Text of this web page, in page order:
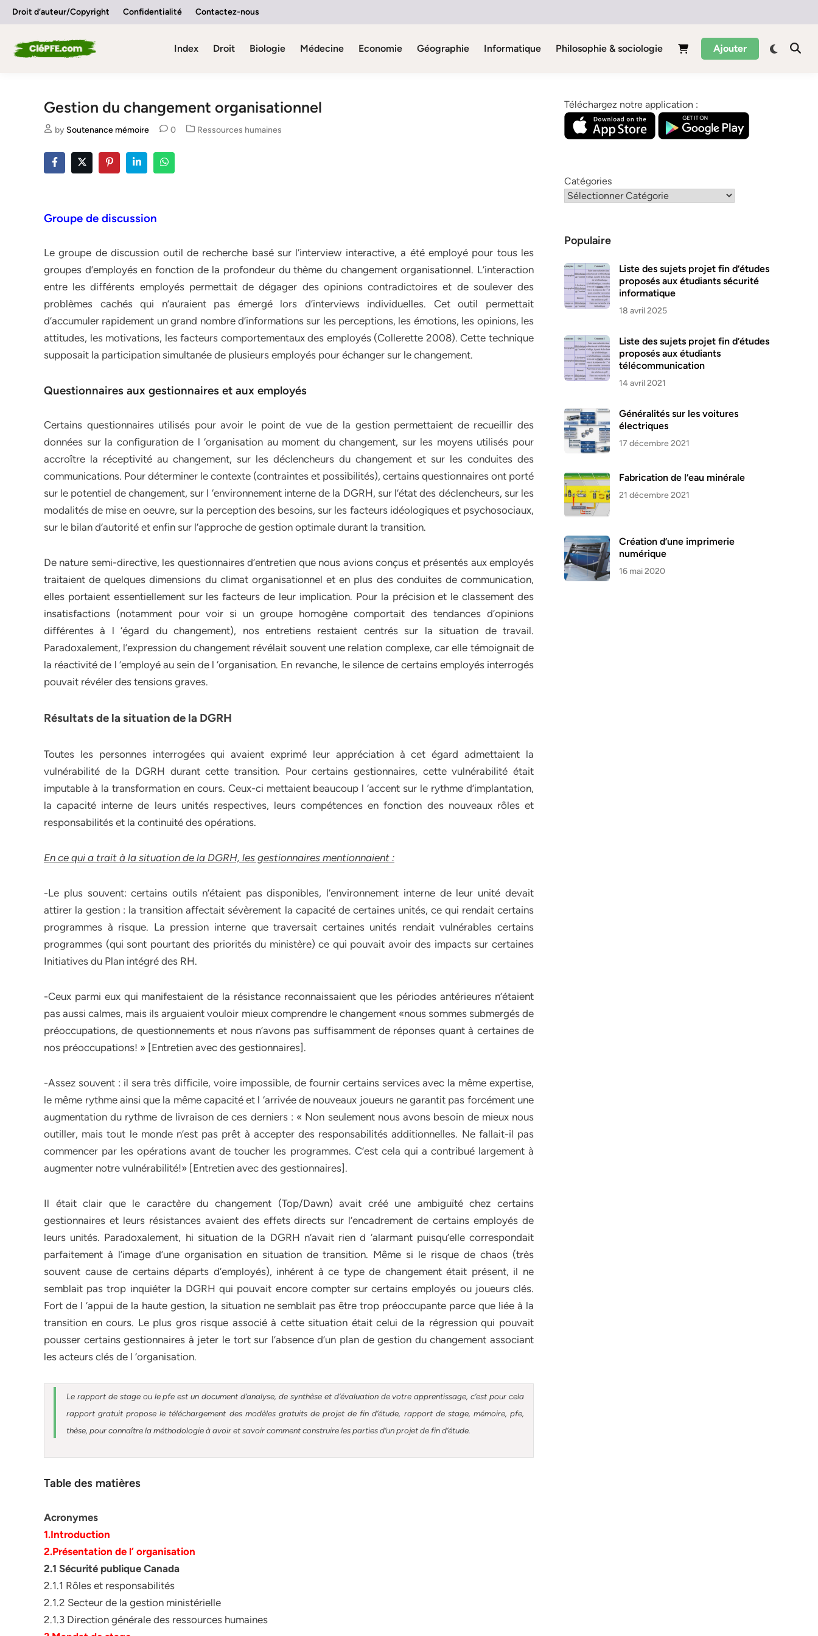
SkipDroit d’auteur/Copyright Confidentialité Contactez-nous
Index Droit Biologie Médecine Economie Géographie Informatique Philosophie & sociologie Ajouter
Gestion du changement organisationnel
by Soutenance mémoire 0
Posted
Ressources humaines
Groupe de discussion
Le groupe de discussion outil de recherche basé sur l’interview interactive, a été employé pour tous les
groupes d’employés en fonction de la profondeur du thème du changement organisationnel. L’interaction
entre les différents employés permettait de dégager des opinions contradictoires et de soulever des
problèmes cachés qui n’auraient pas émergé lors d’interviews individuelles. Cet outil permettait
d’accumuler rapidement un grand nombre d’informations sur les perceptions, les émotions, les opinions, les
attitudes, les motivations, les facteurs comportementaux des employés (Collerette 2008). Cette technique
supposait la participation simultanée de plusieurs employés pour échanger sur le changement.
Questionnaires aux gestionnaires et aux employés
Certains questionnaires utilisés pour avoir le point de vue de la gestion permettaient de recueillir des
données sur la configuration de l ‘organisation au moment du changement, sur les moyens utilisés pour
accroître la réceptivité au changement, sur les déclencheurs du changement et sur les conduites des
communications. Pour déterminer le contexte (contraintes et possibilités), certains questionnaires ont porté
sur le potentiel de changement, sur l ‘environnement interne de la DGRH, sur l’état des déclencheurs, sur les
modalités de mise en oeuvre, sur la perception des besoins, sur les facteurs idéologiques et psychosociaux,
sur le bilan d’autorité et enfin sur l’approche de gestion optimale durant la transition.
De nature semi-directive, les questionnaires d’entretien que nous avions conçus et présentés aux employés
traitaient de quelques dimensions du climat organisationnel et en plus des conduites de communication,
elles portaient essentiellement sur les facteurs de leur implication. Pour la précision et le classement des
insatisfactions (notamment pour voir si un groupe homogène comportait des tendances d’opinions
différentes à l ‘égard du changement), nos entretiens restaient centrés sur la situation de travail.
Paradoxalement, l’expression du changement révélait souvent une relation complexe, car elle témoignait de
la réactivité de l ’employé au sein de l ‘organisation. En revanche, le silence de certains employés interrogés
pouvait révéler des tensions graves.
Résultats de la situation de la DGRH
Toutes les personnes interrogées qui avaient exprimé leur appréciation à cet égard admettaient la
vulnérabilité de la DGRH durant cette transition. Pour certains gestionnaires, cette vulnérabilité était
imputable à la transformation en cours. Ceux-ci mettaient beaucoup l ‘accent sur le rythme d’implantation,
la capacité interne de leurs unités respectives, leurs compétences en fonction des nouveaux rôles et
responsabilités et la continuité des opérations.
En ce qui a trait à la situation de la DGRH, les gestionnaires mentionnaient :
-Le plus souvent: certains outils n’étaient pas disponibles, l’environnement interne de leur unité devait
attirer la gestion : la transition affectait sévèrement la capacité de certaines unités, ce qui rendait certains
programmes à risque. La pression interne que traversait certaines unités rendait vulnérables certains
programmes (qui sont pourtant des priorités du ministère) ce qui pouvait avoir des impacts sur certaines
Initiatives du Plan intégré des RH.
-Ceux parmi eux qui manifestaient de la résistance reconnaissaient que les périodes antérieures n’étaient
pas aussi calmes, mais ils arguaient vouloir mieux comprendre le changement «nous sommes submergés de
préoccupations, de questionnements et nous n’avons pas suffisamment de réponses quant à certaines de
nos préoccupations! » [Entretien avec des gestionnaires].
-Assez souvent : il sera très difficile, voire impossible, de fournir certains services avec la même expertise,
le même rythme ainsi que la même capacité et l ‘arrivée de nouveaux joueurs ne garantit pas forcément une
augmentation du rythme de livraison de ces derniers : « Non seulement nous avons besoin de mieux nous
outiller, mais tout le monde n’est pas prêt à accepter des responsabilités additionnelles. Ne fallait-il pas
commencer par les opérations avant de toucher les programmes. C’est cela qui a contribué largement à
augmenter notre vulnérabilité!» [Entretien avec des gestionnaires].
Il était clair que le caractère du changement (Top/Dawn) avait créé une ambiguïté chez certains
gestionnaires et leurs résistances avaient des effets directs sur l’encadrement de certains employés de
leurs unités. Paradoxalement, hi situation de la DGRH n’avait rien d ‘alarmant puisqu’elle correspondait
parfaitement à l’image d’une organisation en situation de transition. Même si le risque de chaos (très
souvent cause de certains départs d’employés), inhérent à ce type de changement était présent, il ne
semblait pas trop inquiéter la DGRH qui pouvait encore compter sur certains employés ou joueurs clés.
Fort de l ‘appui de la haute gestion, la situation ne semblait pas être trop préoccupante parce que liée à la
transition en cours. Le plus gros risque associé à cette situation était celui de la régression qui pouvait
pousser certains gestionnaires à jeter le tort sur l’absence d’un plan de gestion du changement associant
les acteurs clés de l ‘organisation.
Le rapport de stage ou le pfe est un document d’analyse, de synthèse et d’évaluation de votre apprentissage, c’est pour cela
rapport gratuitpropose le téléchargement des modèles gratuits de projet de fin d’étude, rapport de stage, mémoire, pfe,
thèse, pour connaître la méthodologie à avoir et savoir comment construire les parties d’un projet de fin d’étude
Table des matières
Acronymes
1.Introduction
2.Présentation de l’ organisation
2.1 Sécurité publique Canada
2.1.1 Rôles et responsabilités
2.1.2 Secteur de la gestion ministérielle
2.1.3 Direction générale des ressources humaines
Téléchargez notre application :
Catégories
Populaire
Liste des sujets projet fin d’études
proposés aux étudiants sécurité
informatique
18 avril 2025
Liste des sujets projet fin d’études
proposés aux étudiants
télécommunication
14 avril 2021
Généralités sur les voitures
électriques
17 décembre 2021
Fabrication de l’eau minérale
21 décembre 2021
Création d’une imprimerie
numérique
16 mai 2020